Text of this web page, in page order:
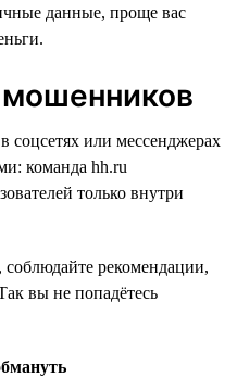
данные, проще вас
мошенников
соцсетях или мессенджерах
команда hh.ru
только внутри
рекомендации,
вы не попадётесь